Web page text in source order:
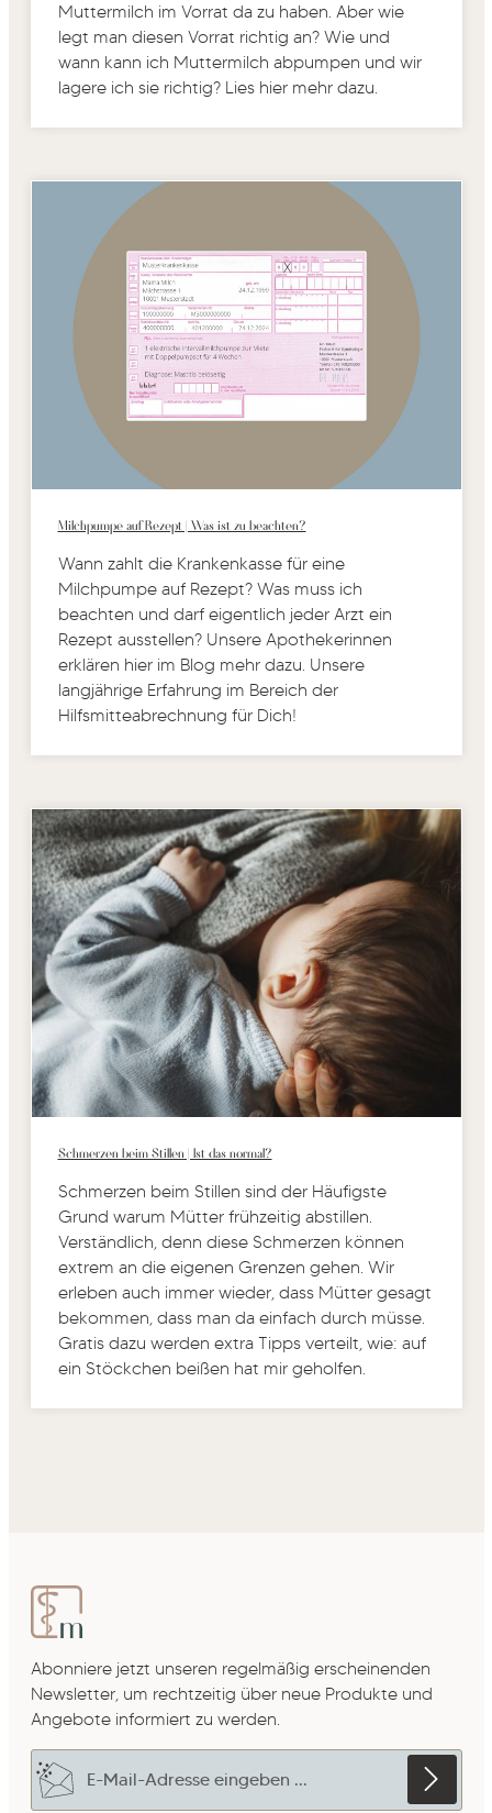
Muttermilch im Vorrat da zu haben. Aber wie
legt man diesen Vorrat richtig an? Wie und
wann kann ich Muttermilch abpumpen und wir
lagere ich sie richtig? Lies hier mehr dazu.
Milchpumpe auf Rezept | Was ist zu beachten?
Wann zahlt die Krankenkasse für eine
Milchpumpe auf Rezept? Was muss ich
beachten und darf eigentlich jeder Arzt ein
Rezept ausstellen? Unsere Apothekerinnen
erklären hier im Blog mehr dazu. Unsere
langjährige Erfahrung im Bereich der
Hilfsmitteabrechnung für Dich!
Schmerzen beim Stillen | Ist das normal?
Schmerzen beim Stillen sind der Häufigste
Grund warum Mütter frühzeitig abstillen.
Verständlich, denn diese Schmerzen können
extrem an die eigenen Grenzen gehen. Wir
erleben auch immer wieder, dass Mütter gesagt
bekommen, dass man da einfach durch müsse.
Gratis dazu werden extra Tipps verteilt, wie: auf
ein Stöckchen beißen hat mir geholfen.
Abonniere jetzt unseren regelmäßig erscheinenden
Newsletter, um rechtzeitig über neue Produkte und
Angebote informiert zu werden.
E-Mail-Adresse*